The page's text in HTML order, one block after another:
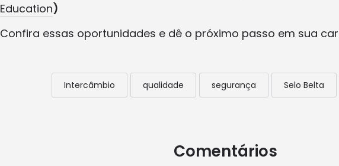
Education)
Confira essas oportunidades e dê o próximo passo em sua
Intercâmbio qualidade segurança Selo Belta
Comentários